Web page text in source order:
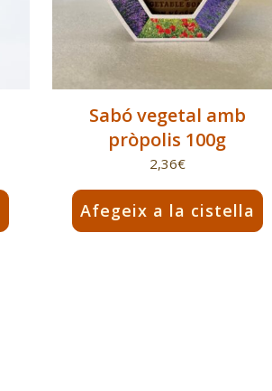
Sabó vegetal amb
pròpolis 100g
2,36€
Afegeix a la cistella